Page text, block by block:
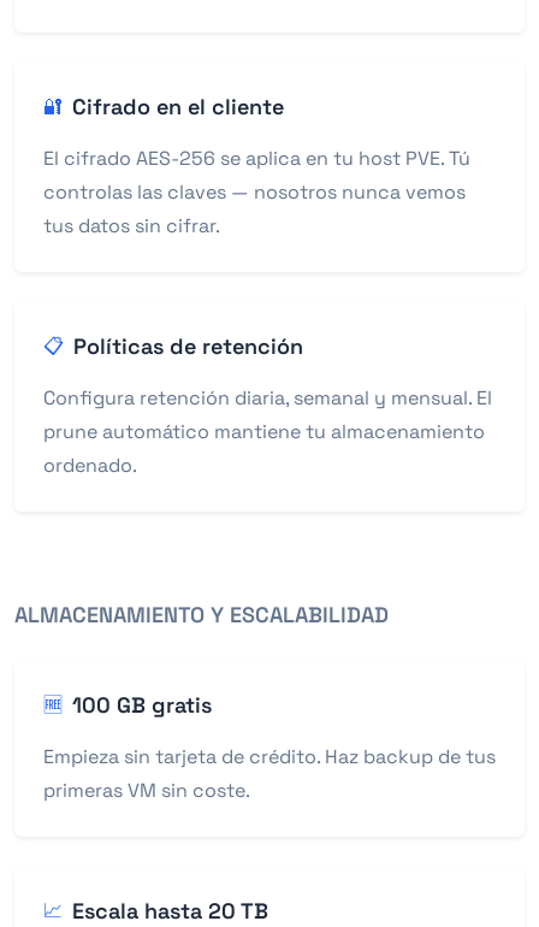
🔐 Cifrado en el cliente
El cifrado AES-256 se aplica en tu host PVE. Tú
controlas las claves — nosotros nunca vemos
tus datos sin cifrar.
📋 Políticas de retención
Configura retención diaria, semanal y mensual. El
prune automático mantiene tu almacenamiento
ordenado.
ALMACENAMIENTO Y ESCALABILIDAD
🆓 100 GB gratis
Empieza sin tarjeta de crédito. Haz backup de tus
primeras VM sin coste.
📈 Escala hasta 20 TB